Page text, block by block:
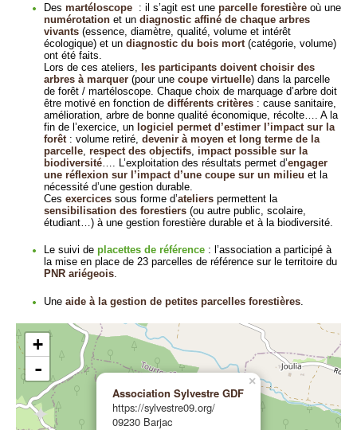
Des martéloscope : il s’agit est une parcelle forestièreoù une
numérotationet un diagnostic affiné de chaque arbres
vivants(essence, diamètre, qualité, volume et intérêt
écologique) et un diagnostic du bois mort(catégorie, volume)
ont été faits.
Lors de ces ateliers, les participants doivent choisir des
arbres à marquer(pour une coupe virtuelle) dans la parcelle
de forêt / martéloscope. Chaque choix de marquage d’arbre doit
être motivé en fonction de différents critères: cause sanitaire,
amélioration, arbre de bonne qualité économique, récolte…. A la
fin de l’exercice, un logiciel permet d’estimer l’impact sur la
forêt: volume retiré, devenir à moyen et long terme de la
parcelle, respect des objectifs, impact possible sur la
biodiversité…. L’exploitation des résultats permet d’engager
une réflexion sur l’impact d’une coupe sur un milieu et la
nécessité d’une gestion durable.
Ces exercicessous forme d’atelierspermettent la
sensibilisation des forestiers(ou autre public, scolaire,
étudiant…) à une gestion forestière durable et à la biodiversité.
Le suivi de placettes de référence: l’association a participé à
la mise en place de 23 parcelles de référence sur le territoire du
PNR ariégeois.
Uneaide à la gestion de petites parcelles forestières.
×
Association Sylvestre GDF
https://sylvestre09.org/
09230 Barjac
+
-